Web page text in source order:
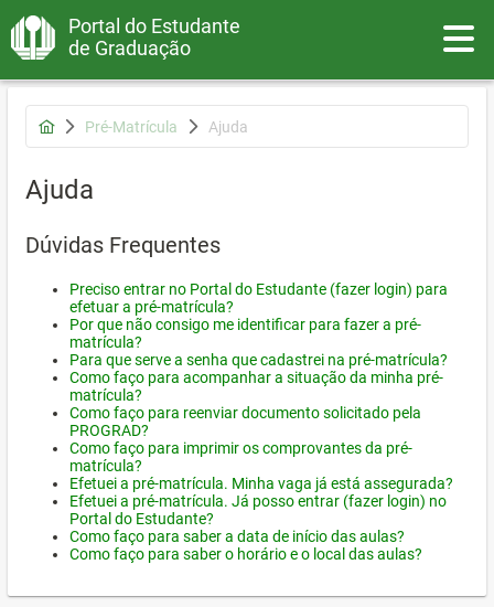
Portal do Estudante
de Graduação
Pré-Matrícula Ajuda
Ajuda
Dúvidas Frequentes
Preciso entrar no Portal do Estudante (fazer login) para
efetuar a pré-matrícula?
Por que não consigo me identificar para fazer a pré-
matrícula?
Para que serve a senha que cadastrei na pré-matrícula?
Como faço para acompanhar a situação da minha pré-
matrícula?
Como faço para reenviar documento solicitado pela
PROGRAD?
Como faço para imprimir os comprovantes da pré-
matrícula?
Efetuei a pré-matrícula. Minha vaga já está assegurada?
Efetuei a pré-matrícula. Já posso entrar (fazer login) no
Portal do Estudante?
Como faço para saber a data de início das aulas?
Como faço para saber o horário e o local das aulas?